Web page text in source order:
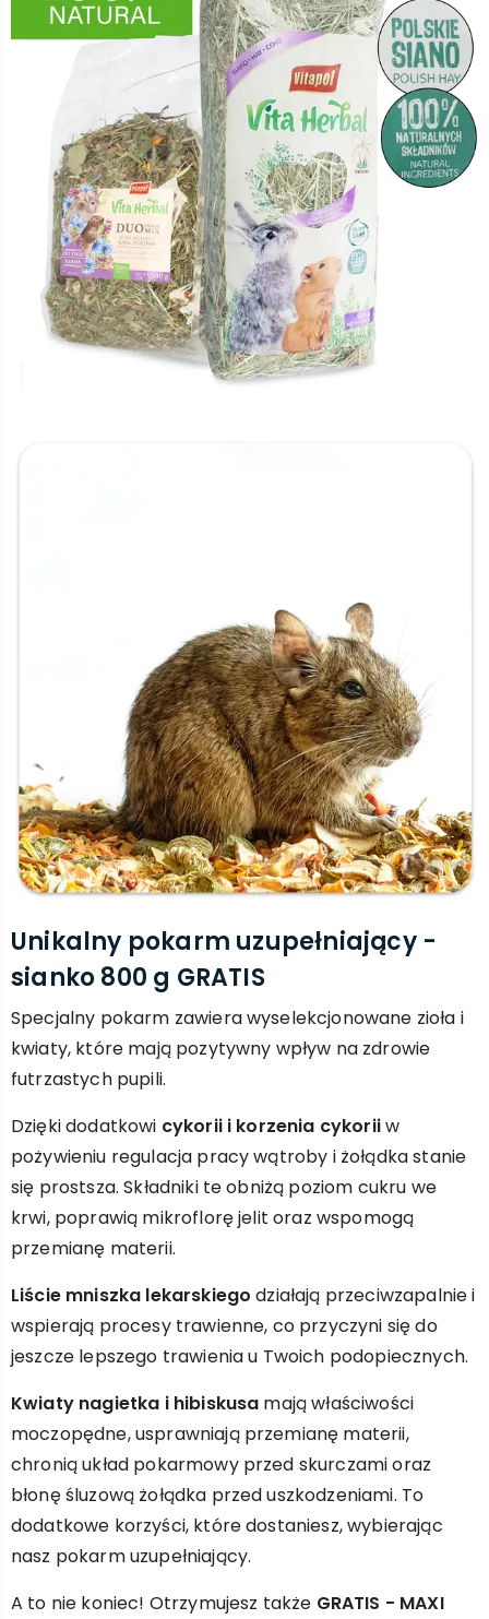
Unikalny pokarm uzupełniający -
sianko 800 g GRATIS
Specjalny pokarm zawiera wyselekcjonowane zioła i
kwiaty, które mają pozytywny wpływ na zdrowie
futrzastych pupili.
Dzięki dodatkowi cykorii i korzenia cykoriiw
pożywieniu regulacja pracy wątroby i żołądka stanie
się prostsza. Składniki te obniżą poziom cukru we
krwi, poprawią mikroflorę jelit oraz wspomogą
przemianę materii.
Liście mniszka lekarskiego działają przeciwzapalnie i
wspierają procesy trawienne, co przyczyni się do
jeszcze lepszego trawienia u Twoich podopiecznych.
Kwiaty nagietka i hibiskusa mają właściwości
moczopędne, usprawniają przemianę materii,
chronią układ pokarmowy przed skurczami oraz
błonę śluzową żołądka przed uszkodzeniami. To
dodatkowe korzyści, które dostaniesz, wybierając
nasz pokarm uzupełniający.
A to nie koniec! Otrzymujesz także GRATIS - MAXI